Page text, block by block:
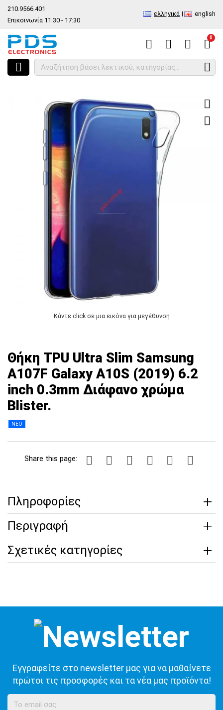
210.9566.401
Επικοινωνία 11:30 - 17:30
ελληνικά english
0
HOME Θήκη TPU Ultra Slim Samsung A107F Galaxy A10S (2019) 6.2
Κάντε click σε μια εικόνα για μεγέθυνση
Θήκη TPU Ultra Slim Samsung
A107F Galaxy A10S (2019) 6.2
inch 0.3mm Διάφανο χρώμα
Blister.
ΝΕΟ
Share this page:
Πληροφορίες
Περιγραφή
Σχετικές κατηγορίες
Εγγραφείτε στο newsletter μας για να μαθαίνετε
πρώτοι τις προσφορές και τα νέα μας προϊόντα!